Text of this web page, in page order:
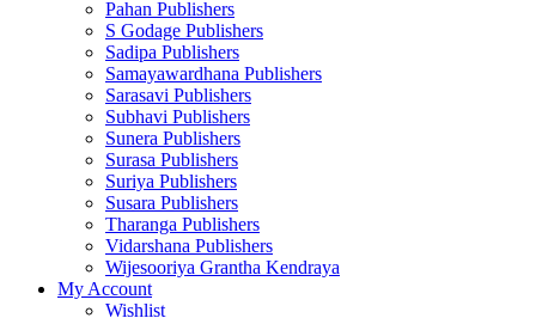
Pahan Publishers
S Godage Publishers
Sadipa Publishers
Samayawardhana Publishers
Sarasavi Publishers
Subhavi Publishers
Sunera Publishers
Surasa Publishers
Suriya Publishers
Susara Publishers
Tharanga Publishers
Vidarshana Publishers
Wijesooriya Grantha Kendraya
My Account
Wishlist